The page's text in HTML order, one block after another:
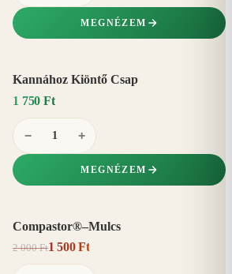
MEGNÉZEM
Kannához Kiöntő Csap
1 750 Ft
− +
MEGNÉZEM
Compastor®–Mulcs
2 000 Ft1 500 Ft